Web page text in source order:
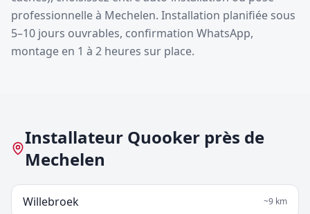
professionnelle à Mechelen. Installation planifiée sous
5–10 jours ouvrables, confirmation WhatsApp,
montage en 1 à 2 heures sur place.
Installateur Quooker près de
Mechelen
Willebroek ~9 km